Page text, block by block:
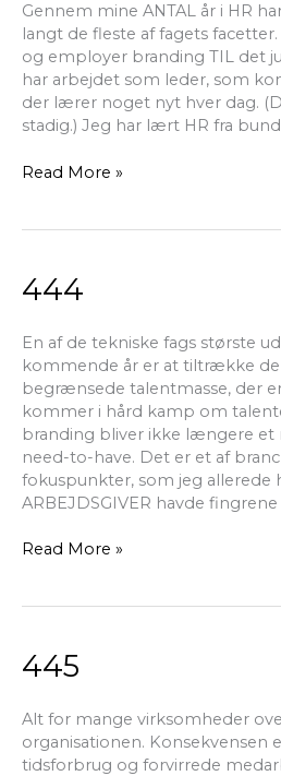
Gennem mine ANTAL år i HR
langt de fleste af fagets
og employer branding TIL det
har arbejdet som leder, som
der lærer noget nyt hver dag.
stadig.) Jeg har lært HR fra
Read More »
444
En af de tekniske fags største
kommende år er at tiltrække
begrænsede talentmasse, der
kommer i hård kamp om
branding bliver ikke længere et
need-to-have. Det er et af
fokuspunkter, som jeg allerede
ARBEJDSGIVER havde fingrene
444
Read More »
445
Alt for mange virksomheder
organisationen. Konsekvensen
tidsforbrug og forvirrede
445